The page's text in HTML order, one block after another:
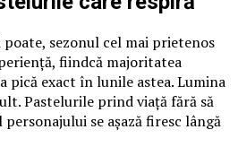
sezonul cel mai prietenos
fiindcă majoritatea
pică exact în lunile astea. Lumina
Pastelurile prind viață fără să
se așază firesc lângă